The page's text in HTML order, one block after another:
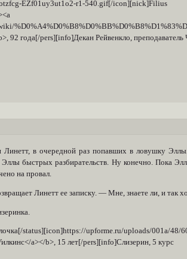
tumblr-otzfcg-EZf01uy3ut1o2-r1-540.gif[/
92 года[/pers][info]Декан Рейвенкло, преподаватель
Линетт, в очередной раз попавших в ловушку
быстрых разбирательств. Ну конечно. Пока
на провал.
Линетт ее записку. — Мне, знаете ли, и так
status][icon]https://upforme.ru/uploads/001a/48/
a></b>, 15 лет[/pers][info]Слизерин, 5 курс